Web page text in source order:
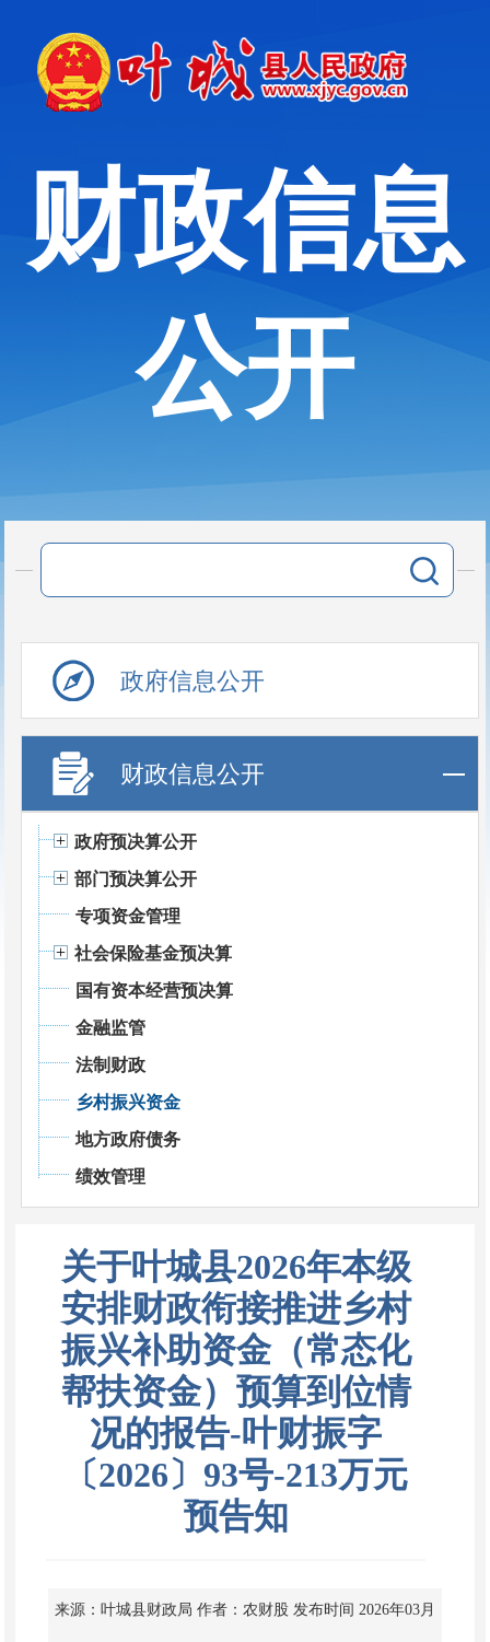
财政信息
公开
政府信息公开
财政信息公开
政府预决算公开
部门预决算公开
专项资金管理
社会保险基金预决算
国有资本经营预决算
金融监管
法制财政
乡村振兴资金
地方政府债务
绩效管理
关于叶城县2026年本级
安排财政衔接推进乡村
振兴补助资金（常态化
帮扶资金）预算到位情
况的报告-叶财振字
〔2026〕93号-213万元
预告知
来源：叶城县财政局 作者：农财股 发布时间 2026年03月